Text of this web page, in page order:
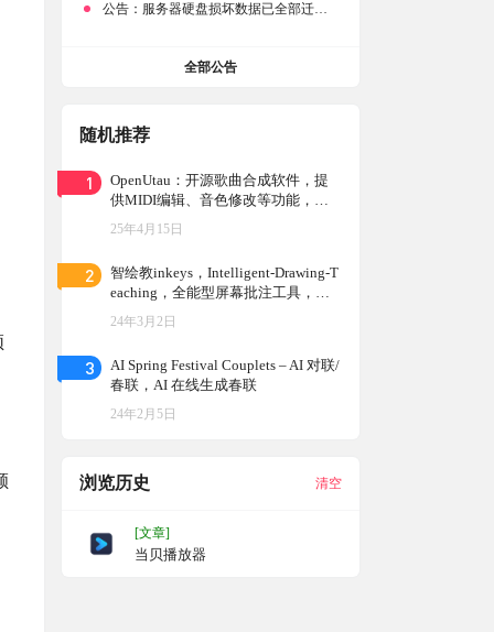
公告： 服务器硬盘损坏数据已全部迁移备份，网站恢复完成！
全部公告
随机推荐
1
OpenUtau：开源歌曲合成软件，提
供MIDI编辑、音色修改等功能，是
音乐创作者的必备工具
25年4月15日
2
智绘教inkeys，Intelligent-Drawing-T
eaching，全能型屏幕批注工具，开
源，免费
24年3月2日
3
AI Spring Festival Couplets – AI 对联/
春联，AI 在线生成春联
24年2月5日
浏览历史 清空
[文章]
当贝播放器